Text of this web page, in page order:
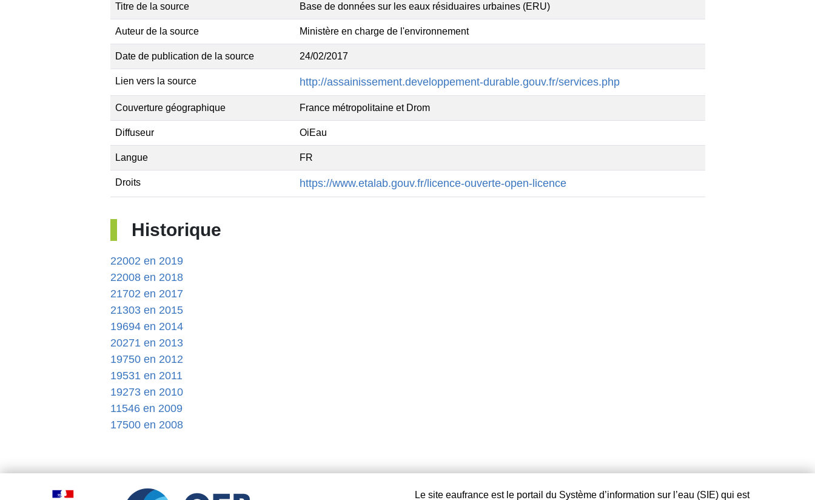
Titre de la source Base de données sur les eaux résiduaires urbaines (ERU)
Auteur de la source Ministère en charge de l'environnement
Date de publication de la source 24/02/2017
Lien vers la source http://assainissement.developpement-durable.gouv.fr/services.php
Couverture géographique France métropolitaine et Drom
Diffuseur OiEau
Langue FR
Droits https://www.etalab.gouv.fr/licence-ouverte-open-licence
Historique
22002 en 2019
22008 en 2018
21702 en 2017
21303 en 2015
19694 en 2014
20271 en 2013
19750 en 2012
19531 en 2011
19273 en 2010
11546 en 2009
17500 en 2008
Le site eaufrance est le portail du Système d’information sur l’eau (SIE) qui est